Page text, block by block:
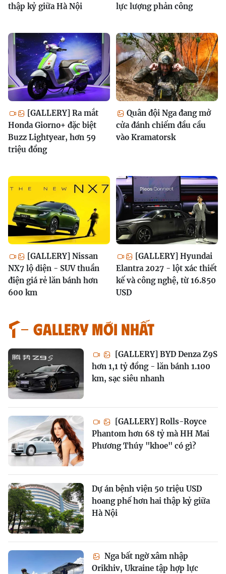
thập kỷ giữa Hà Nội
lực lượng phản công
[GALLERY] Ra mắt
Honda Giorno+ đặc biệt
Buzz Lightyear, hơn 59
triệu đồng
Quân đội Nga đang mở
cửa đánh chiếm đầu cầu
vào Kramatorsk
[GALLERY] Nissan
NX7 lộ diện - SUV thuần
điện giá rẻ lăn bánh hơn
600 km
[GALLERY] Hyundai
Elantra 2027 - lột xác thiết
kế và công nghệ, từ 16.850
USD
GALLERY MỚI NHẤT
[GALLERY] BYD Denza Z9S
hơn 1,1 tỷ đồng - lăn bánh 1.100
km, sạc siêu nhanh
[GALLERY] Rolls-Royce
Phantom hơn 68 tỷ mà HH Mai
Phương Thúy "khoe" có gì?
Dự án bệnh viện 50 triệu USD
hoang phế hơn hai thập kỷ giữa
Hà Nội
Nga bất ngờ xâm nhập
Orikhiv, Ukraine tập hợp lực